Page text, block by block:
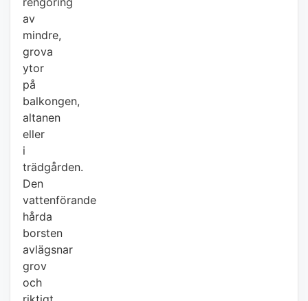
av
mindre,
grova
ytor
på
balkongen,
altanen
eller
i
trädgården.
Den
vattenförande
hårda
borsten
avlägsnar
grov
och